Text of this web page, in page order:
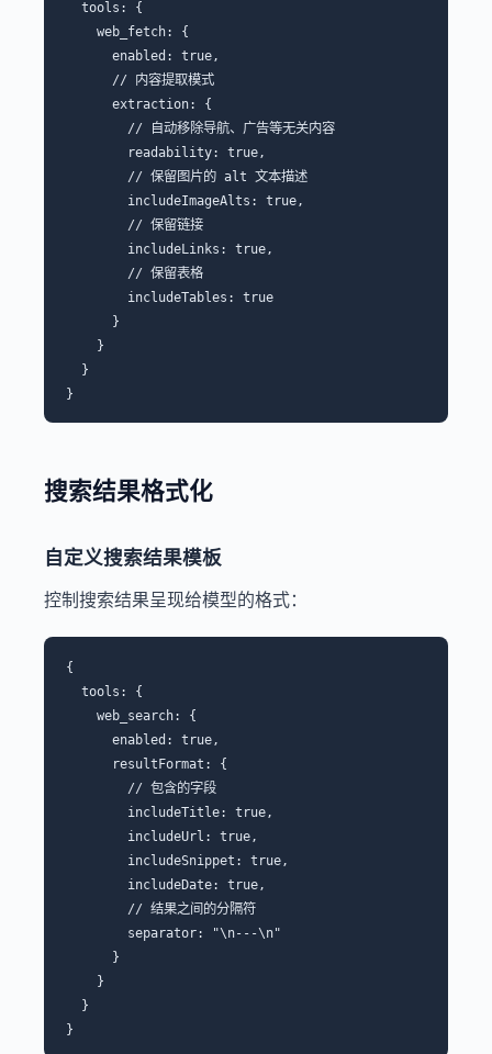
  tools: {
    web_fetch: {
      enabled: true,
      // 内容提取模式
      extraction: {
        // 自动移除导航、广告等无关内容
        readability: true,
        // 保留图片的 alt 文本描述
        includeImageAlts: true,
        // 保留链接
        includeLinks: true,
        // 保留表格
        includeTables: true
      }
    }
  }
搜索结果格式化
自定义搜索结果模板
控制搜索结果呈现给模型的格式：
{
  tools: {
    web_search: {
      enabled: true,
      resultFormat: {
        // 包含的字段
        includeTitle: true,
        includeUrl: true,
        includeSnippet: true,
        includeDate: true,
        // 结果之间的分隔符
        separator: "\n---\n"
      }
    }
  }